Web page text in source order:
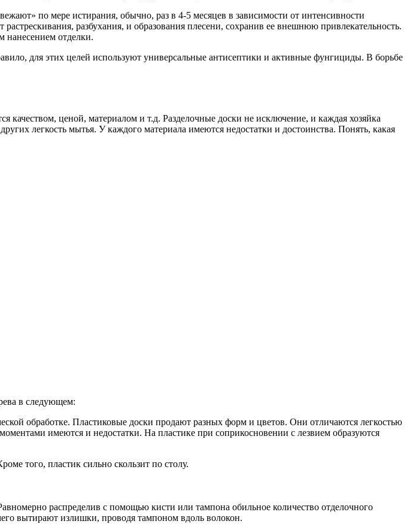
по мере истирания, обычно, раз в 4-5 месяцев в зависимости от интенсивности
разбухания, и образования плесени, сохранив ее внешнюю привлекательность.
нанесением отделки.
для этих целей используют универсальные антисептики и активные фунгициды. В борьбе
ценой, материалом и т.д. Разделочные доски не исключение, и каждая хозяйка
легкость мытья. У каждого материала имеются недостатки и достоинства. Понять, какая
в следующем:
обработке. Пластиковые доски продают разных форм и цветов. Они отличаются легкостью
имеются и недостатки. На пластике при соприкосновении с лезвием образуются
того, пластик сильно скользит по столу.
распределив с помощью кисти или тампона обильное количество отделочного
вытирают излишки, проводя тампоном вдоль волокон.